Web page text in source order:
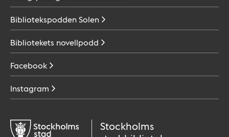
BibliotekspoddenSolen
Bibliotekets novellpodd
Facebook
Instagram
Stockholms